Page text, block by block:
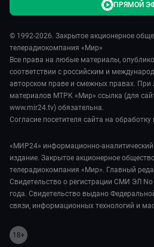
© 1992-2026. Закрытое акционерное
телерадиокомпания «Мир»
Все права на любые материалы,
соответствии с российским и
авторском праве и смежных правах.
материалов МТРК «Мир» ссылка (для
www.mir24.tv) обязательна.
Согласие посетителя сайта на
«МИР24» информационно-аналитический
издание. Закрытое акционерное
телерадиокомпания «Мир». Главный
Свидетельство о регистрации СМИ ЭЛ
года. Свидетельство выдано
связи, информационных технологий и
ПРЯМОЙ